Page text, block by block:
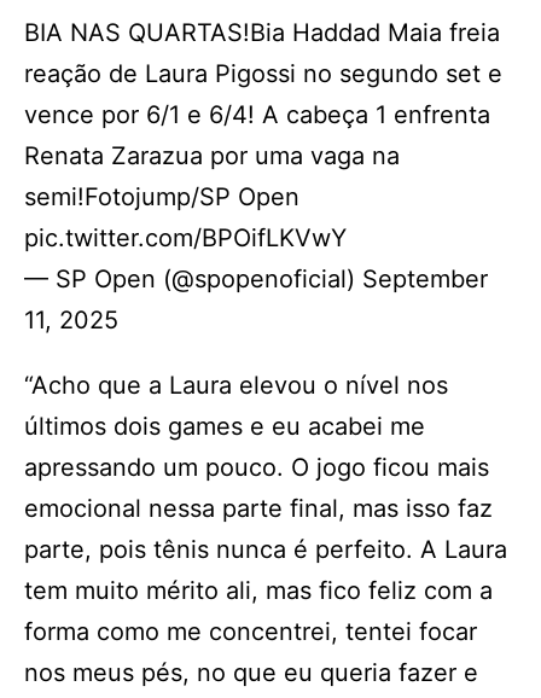
BIA NAS QUARTAS!Bia Haddad Maia freia
reação de Laura Pigossi no segundo set e
vence por 6/1 e 6/4! A cabeça 1 enfrenta
Renata Zarazua por uma vaga na
semi!Fotojump/SP Open
pic.twitter.com/BPOifLKVwY
— SP Open (@spopenoficial) September
11, 2025
“Acho que a Laura elevou o nível nos
últimos dois games e eu acabei me
apressando um pouco. O jogo ficou mais
emocional nessa parte final, mas isso faz
parte, pois tênis nunca é perfeito. A Laura
tem muito mérito ali, mas fico feliz com a
forma como me concentrei, tentei focar
nos meus pés, no que eu queria fazer e